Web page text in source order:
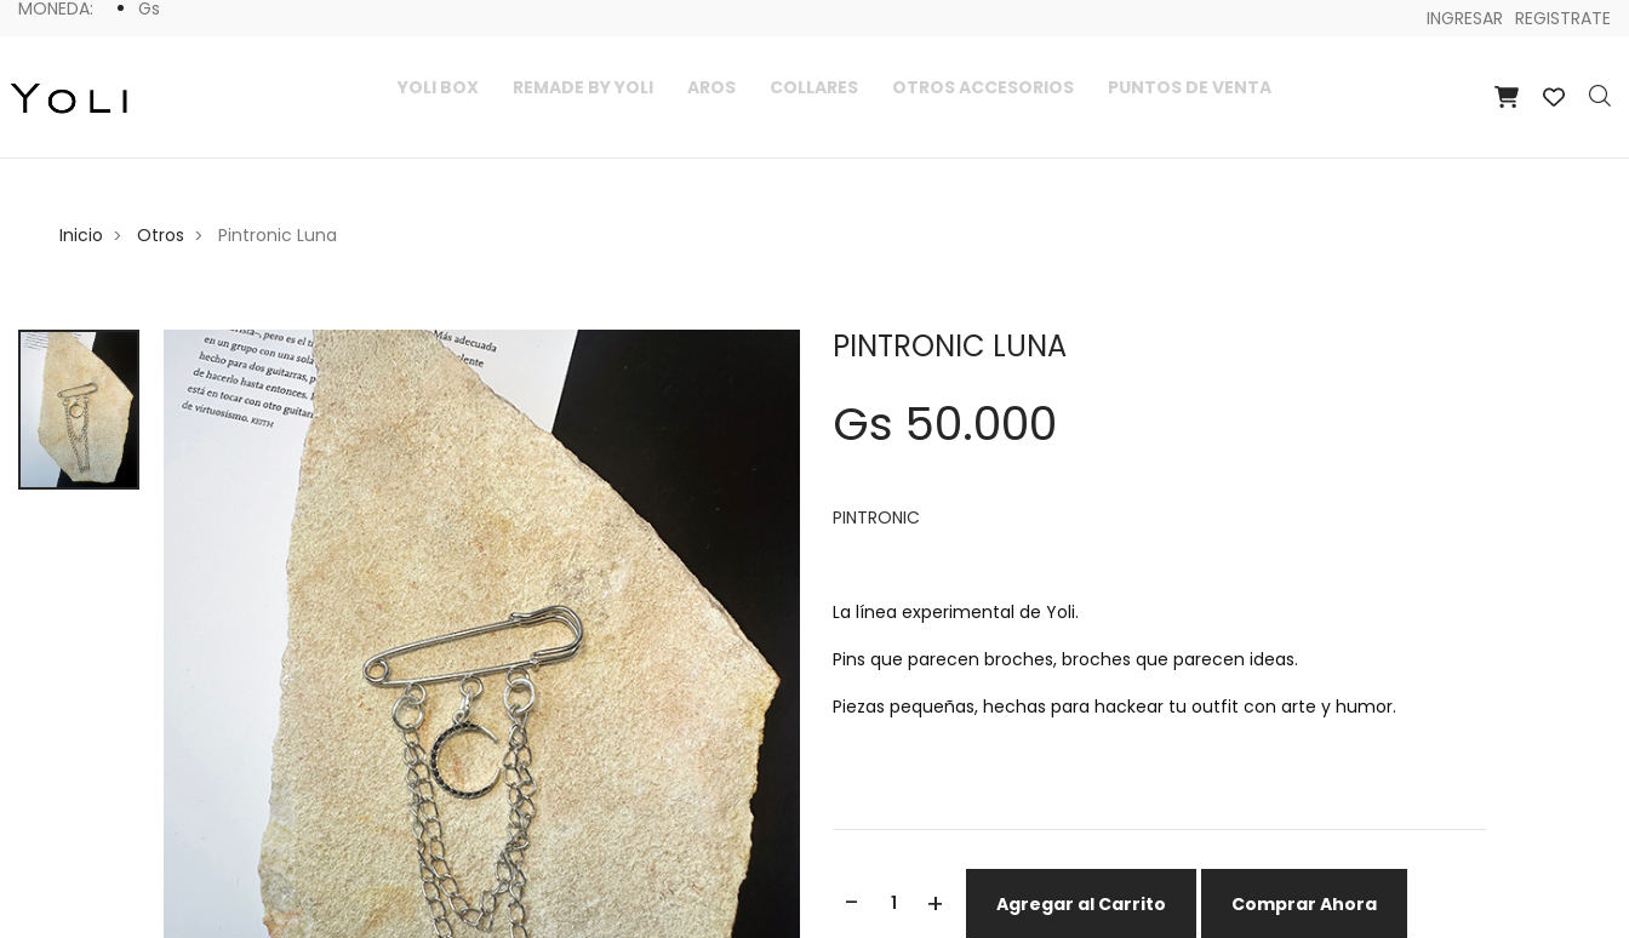
MONEDA: Gs INGRESAR REGISTRATE
YOLI BOX REMADE BY YOLI AROS COLLARES OTROS ACCESORIOS PUNTOS DE VENTA
Inicio > Otros > Pintronic Luna
PINTRONIC LUNA
Gs 50.000
PINTRONIC
La línea experimental de Yoli.
Pins que parecen broches, broches que parecen ideas.
Piezas pequeñas, hechas para hackear tu outfit con arte y humor.
- + Agregar al Carrito Comprar Ahora